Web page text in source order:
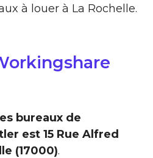
à louer à La Rochelle.
bureaux de
est 15 Rue Alfred
(17000).